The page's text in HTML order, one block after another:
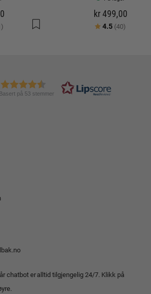
av 5 mulige
kr 499,00
Karakter:
4.5 (40)
Basert på 53 stemmer
chatbot er alltid tilgjengelig 24/7. Klikk på